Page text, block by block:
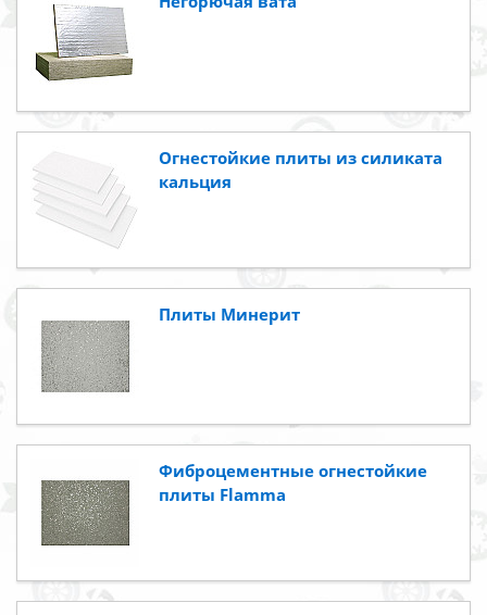
Огнестойкие плиты из силиката
кальция
Плиты Минерит
Фиброцементные огнестойкие
плиты Flamma